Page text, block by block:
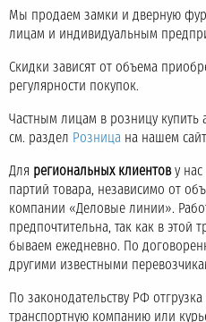
Мы продаем замки и дверную
лицам и индивидуальным
Скидки зависят от объема
регулярности покупок.
Частным лицам в розницу купить
см. раздел Розница на нашем
Для региональных клиентову нас
партий товара, независимо от
компании «Деловые линии».
предпочтительна, так как в этой
бываем ежедневно. По
другими известными
По законодательству РФ
транспортную компанию или